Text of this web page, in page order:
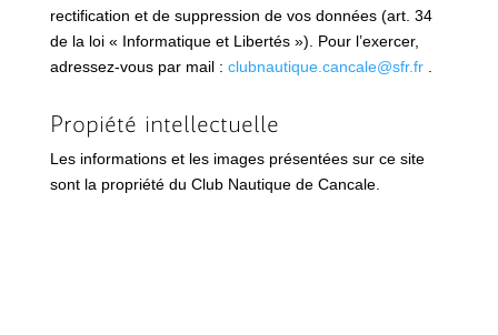
rectification et de suppression de vos données (art. 34
de la loi « Informatique et Libertés »). Pour l’exercer,
adressez-vous par mail : clubnautique.cancale@sfr.fr
Propiété intellectuelle
Les informations et les images présentées sur ce site
sont la propriété du Club Nautique de Cancale.